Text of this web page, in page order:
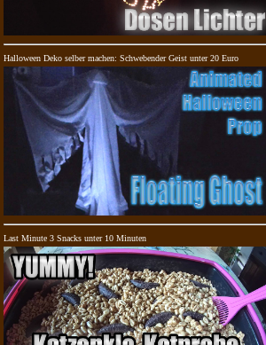
Halloween Deko selber machen: Schwebender Geist unter 20 Euro
Last Minute 3 Snacks unter 10 Minuten